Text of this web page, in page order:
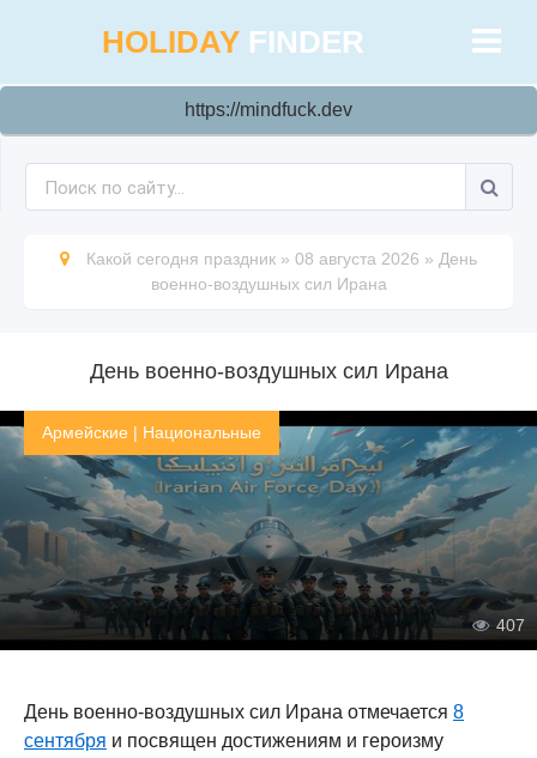
HOLIDAY FINDER
https://mindfuck.dev
Какой сегодня праздник » 08 августа 2026 » День
военно-воздушных сил Ирана
День военно-воздушных сил Ирана
Армейские | Национальные
407
День военно-воздушных сил Ирана отмечается 8
сентября и посвящен достижениям и героизму